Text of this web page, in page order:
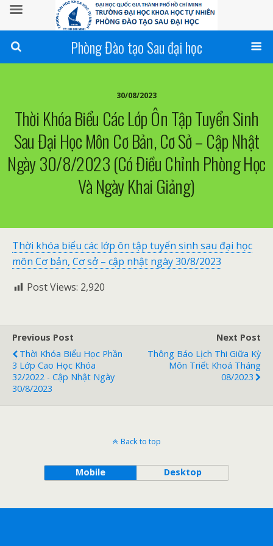
Phòng Đào tạo Sau đại học
30/08/2023
Thời Khóa Biểu Các Lớp Ôn Tập Tuyển Sinh
Sau Đại Học Môn Cơ Bản, Cơ Sở – Cập Nhật
Ngày 30/8/2023 (có Điều Chỉnh Phòng Học
Và Ngày Khai Giảng)
Thời khóa biểu các lớp ôn tập tuyển sinh sau đại học
môn Cơ bản, Cơ sở – cập nhật ngày 30/8/2023
Post Views: 2,920
Previous Post
Thời Khóa Biểu Học Phần
3 Lớp Cao Học Khóa
32/2022 - Cập Nhật Ngày
30/8/2023
Next Post
Thông Báo Lịch Thi Giữa Kỳ
Môn Triết Khoá Tháng
08/2023
Back to top
Mobile Desktop